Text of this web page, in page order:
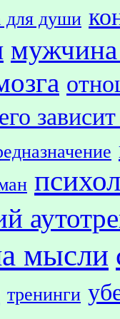
для души
мысли
тренинги